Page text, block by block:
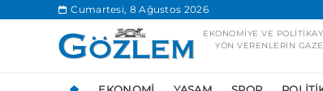
Cumartesi, 8 Ağustos 2026
EKONOMIYE VE
YÖN VERENLERIN